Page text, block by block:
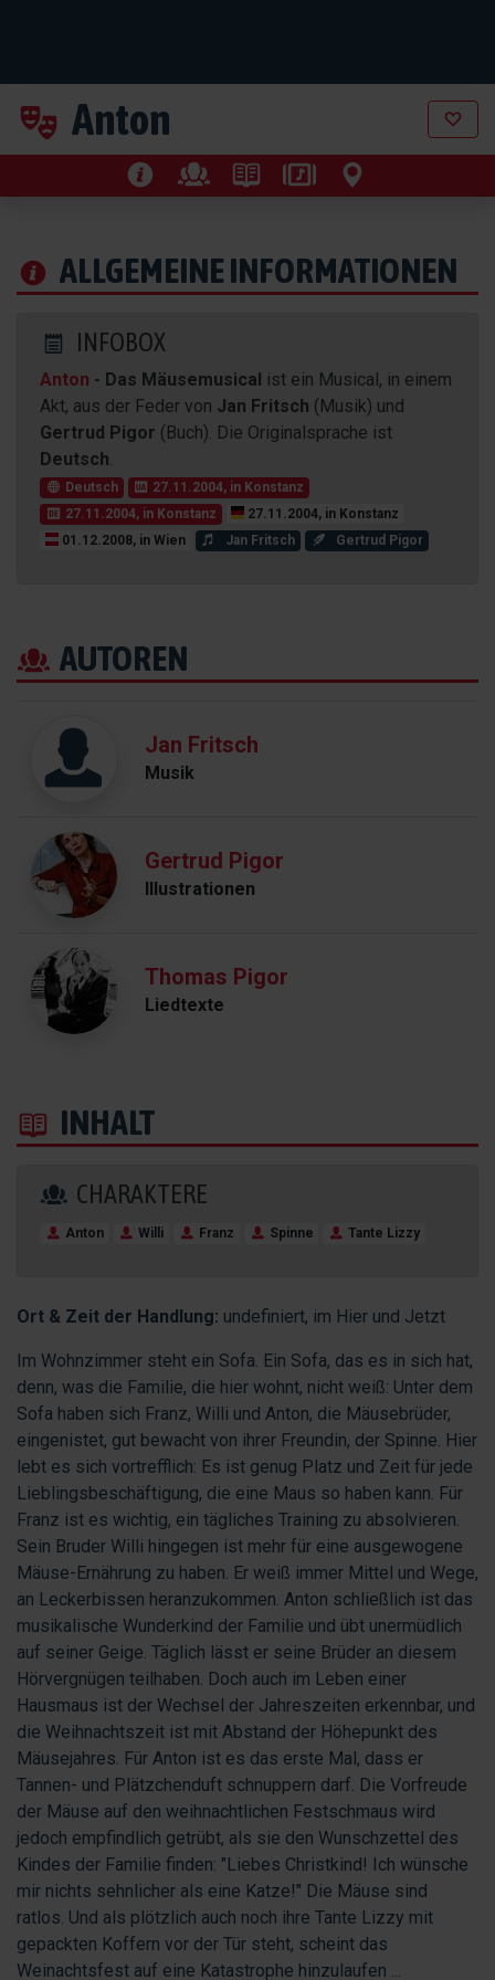
Anton
ALLGEMEINE INFORMATIONEN
INFOBOX
Anton - Das Mäusemusical ist ein Musical, in einem
Akt, aus der Feder von Jan Fritsch (Musik) und
Gertrud Pigor (Buch). Die Originalsprache ist
Deutsch.
Deutsch
27.11.2004, in Konstanz
27.11.2004, in Konstanz
27.11.2004, in Konstanz
01.12.2008, in Wien
Jan Fritsch Gertrud Pigor
AUTOREN
Jan Fritsch
Musik
Gertrud Pigor
Illustrationen
Thomas Pigor
Liedtexte
INHALT
CHARAKTERE
Anton Willi Franz Spinne Tante Lizzy
Ort & Zeit der Handlung: undefiniert, im Hier und Jetzt
Im Wohnzimmer steht ein Sofa. Ein Sofa, das es in sich hat,
denn, was die Familie, die hier wohnt, nicht weiß: Unter dem
Sofa haben sich Franz, Willi und Anton, die Mäusebrüder,
eingenistet, gut bewacht von ihrer Freundin, der Spinne. Hier
lebt es sich vortrefflich: Es ist genug Platz und Zeit für jede
Lieblingsbeschäftigung, die eine Maus so haben kann. Für
Franz ist es wichtig, ein tägliches Training zu absolvieren.
Sein Bruder Willi hingegen ist mehr für eine ausgewogene
Mäuse-Ernährung zu haben. Er weiß immer Mittel und Wege,
an Leckerbissen heranzukommen. Anton schließlich ist das
musikalische Wunderkind der Familie und übt unermüdlich
auf seiner Geige. Täglich lässt er seine Brüder an diesem
Hörvergnügen teilhaben. Doch auch im Leben einer
Hausmaus ist der Wechsel der Jahreszeiten erkennbar, und
die Weihnachtszeit ist mit Abstand der Höhepunkt des
Mäusejahres. Für Anton ist es das erste Mal, dass er
Tannen- und Plätzchenduft schnuppern darf. Die Vorfreude
der Mäuse auf den weihnachtlichen Festschmaus wird
jedoch empfindlich getrübt, als sie den Wunschzettel des
Kindes der Familie finden: "Liebes Christkind! Ich wünsche
mir nichts sehnlicher als eine Katze!" Die Mäuse sind
ratlos. Und als plötzlich auch noch ihre Tante Lizzy mit
gepackten Koffern vor der Tür steht, scheint das
Weinachtsfest auf eine Katastrophe hinzulaufen ...